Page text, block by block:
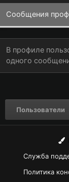
Сообщения
В профиле
одного
Пользователи
Служба
Политика